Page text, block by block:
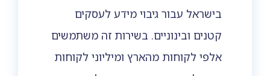
בישראל עבור גיבוי מידע לעסקים
קטנים ובינוניים. בשירות זה משתמשים
אלפי לקוחות מהארץ ומיליוני לקוחות